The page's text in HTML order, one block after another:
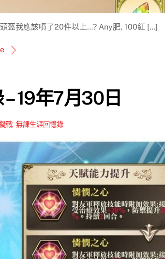
盔我應該噴了20件以上…? Any肥, 100紅 […]
19年7月30日
戰 ,無課生涯回憶錄